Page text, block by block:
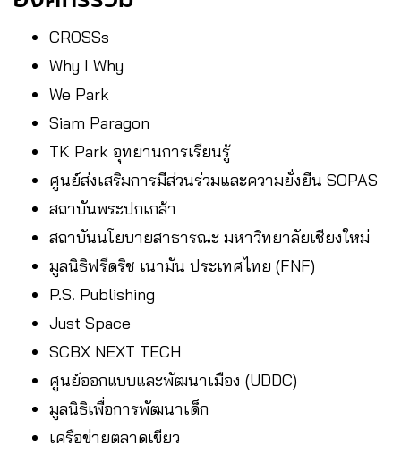
CROSSs
Why I Why
We Park
Siam Paragon
TK Park อุทยานการเรียนรู้
ศูนย์ส่งเสริมการมีส่วนร่วมและความยั่งยืน SOPAS
สถาบันพระปกเกล้า
สถาบันนโยบายสาธารณะ มหาวิทยาลัยเชียงใหม่
มูลนิธิฟรีดริช เนามัน ประเทศไทย (FNF)
P.S. Publishing
Just Space
SCBX NEXT TECH
ศูนย์ออกแบบและพัฒนาเมือง (UDDC)
มูลนิธิเพื่อการพัฒนาเด็ก
เครือข่ายตลาดเขียว